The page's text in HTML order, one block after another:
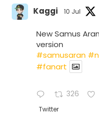
Kaggi 10 Jul
New Samus
version
#samusaran
#fanartㅤㅤㅤㅤ
326
Twitter